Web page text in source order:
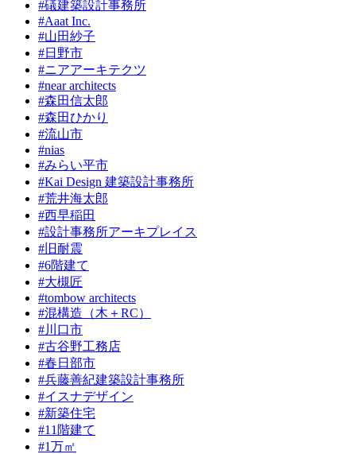
#礒建築設計事務所
#Aaat Inc.
#山田紗子
#日野市
#ニアアーキテクツ
#near architects
#森田信太郎
#森田ひかり
#流山市
#nias
#みらい平市
#Kai Design 建築設計事務所
#荒井海太郎
#西早稲田
#設計事務所アーキプレイス
#旧耐震
#6階建て
#大槻匠
#tombow architects
#混構造（木＋RC）
#川口市
#古谷野工務店
#春日部市
#兵藤善紀建築設計事務所
#イスナデザイン
#新築住宅
#11階建て
#1万㎡